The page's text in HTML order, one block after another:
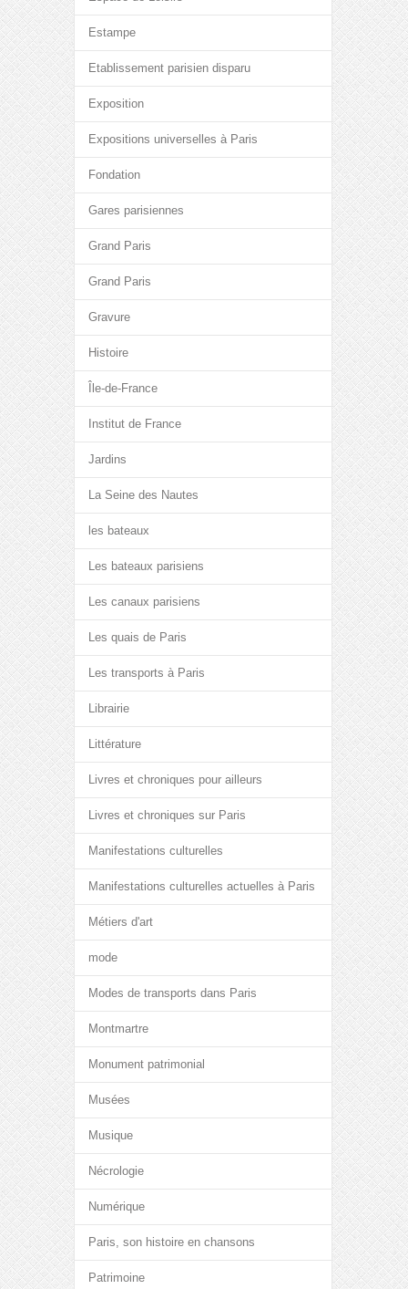
Estampe
Etablissement parisien disparu
Exposition
Expositions universelles à Paris
Fondation
Gares parisiennes
Grand Paris
Grand Paris
Gravure
Histoire
Île-de-France
Institut de France
Jardins
La Seine des Nautes
les bateaux
Les bateaux parisiens
Les canaux parisiens
Les quais de Paris
Les transports à Paris
Librairie
Littérature
Livres et chroniques pour ailleurs
Livres et chroniques sur Paris
Manifestations culturelles
Manifestations culturelles actuelles à Paris
Métiers d'art
mode
Modes de transports dans Paris
Montmartre
Monument patrimonial
Musées
Musique
Nécrologie
Numérique
Paris, son histoire en chansons
Patrimoine